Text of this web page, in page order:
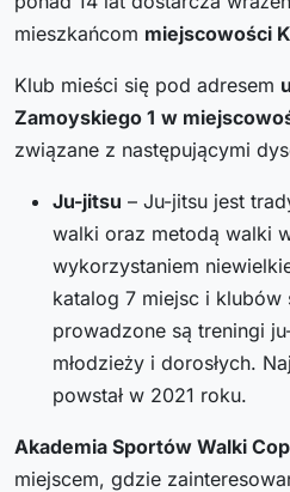
mieszkańcom miejscowości
Klub mieści się pod adresem
Zamoyskiego 1 w
związane z następującymi
Ju-jitsu – Ju-jitsu jest
walki oraz metodą walki
wykorzystaniem
katalog 7 miejsc i
prowadzone są treningi
młodzieży i dorosłych.
powstał w 2021 roku.
Akademia Sportów Walki
miejscem, gdzie